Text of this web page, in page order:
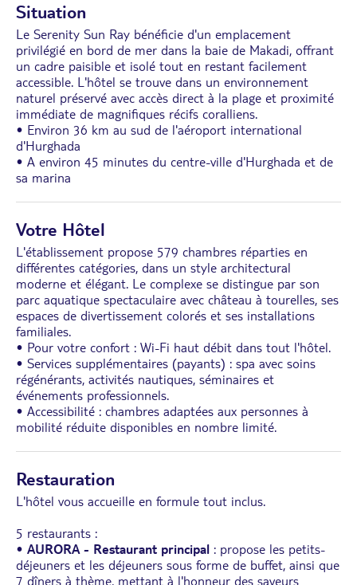
Situation
Le Serenity Sun Ray bénéficie d'un emplacement
privilégié en bord de mer dans la baie de Makadi, offrant
un cadre paisible et isolé tout en restant facilement
accessible. L'hôtel se trouve dans un environnement
naturel préservé avec accès direct à la plage et proximité
immédiate de magnifiques récifs coralliens.
• Environ 36 km au sud de l'aéroport international
d'Hurghada
• A environ 45 minutes du centre-ville d'Hurghada et de
sa marina
Votre Hôtel
L'établissement propose 579 chambres réparties en
différentes catégories, dans un style architectural
moderne et élégant. Le complexe se distingue par son
parc aquatique spectaculaire avec château à tourelles, ses
espaces de divertissement colorés et ses installations
familiales.
• Pour votre confort : Wi-Fi haut débit dans tout l'hôtel.
• Services supplémentaires (payants) : spa avec soins
régénérants, activités nautiques, séminaires et
événements professionnels.
• Accessibilité : chambres adaptées aux personnes à
mobilité réduite disponibles en nombre limité.
Restauration
L'hôtel vous accueille en formule tout inclus.
5 restaurants :
• AURORA - Restaurant principal : propose les petits-
déjeuners et les déjeuners sous forme de buffet, ainsi que
7 dîners à thème, mettant à l'honneur des saveurs